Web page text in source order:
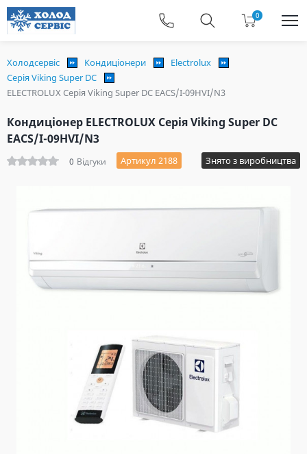
0
Холодсервіс Кондиціонери
Electrolux
Серія Viking Super DC
ELECTROLUX Серія Viking Super DC EACS/I-09HVI/N3
Кондиціонер ELECTROLUX Серія Viking Super DC
EACS/I-09HVI/N3
0 Відгуки Артикул 2188 Знято з виробництва